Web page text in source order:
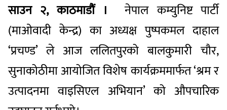
साउन २, काठमाडौं ।
नेपाल कम्युनिष्ट पार्टी
(माओवादी केन्द्र) का अध्यक्ष पुष्पकमल दाहाल
‘प्रचण्ड’ ले आज ललितपुरको बालकुमारी चौर,
सुनाकोठीमा आयोजित विशेष कार्यक्रममार्फत ‘श्रम र
उत्पादनमा वाइसिएल अभियान’ को औपचारिक